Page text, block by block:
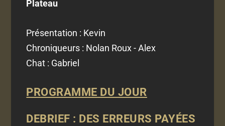
Plateau
Présentation : Kevin
Chroniqueurs : Nolan Roux - Alex
Chat : Gabriel
PROGRAMME DU JOUR
DEBRIEF : DES ERREURS PAYÉES